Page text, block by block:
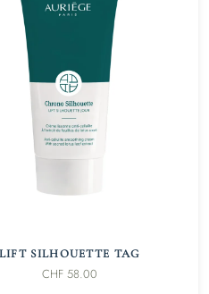
IN DEN WARENKORB
LIFT SILHOUETTE TAG
CHF58.00